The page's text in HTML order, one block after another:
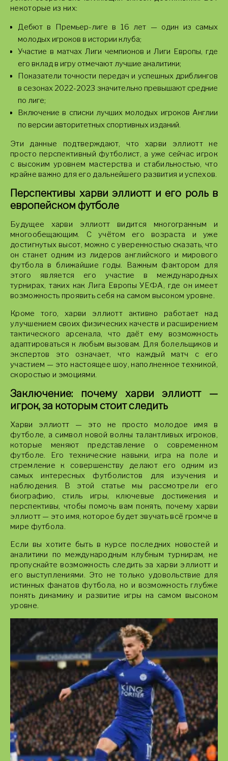
некоторые из них:
Дебют в Премьер-лиге в 16 лет — один из самых
молодых игроков в истории клуба;
Участие в матчах Лиги чемпионов и Лиги Европы, где
его вклад в игру отмечают лучшие аналитики;
Показатели точности передач и успешных дриблингов
в сезонах 2022-2023 значительно превышают средние
по лиге;
Включение в списки лучших молодых игроков Англии
по версии авторитетных спортивных изданий.
Эти данные подтверждают, что харви эллиотт не
просто перспективный футболист, а уже сейчас игрок
с высоким уровнем мастерства и стабильностью, что
крайне важно для его дальнейшего развития и успехов.
Перспективы харви эллиотт и его роль в
европейском футболе
Будущее харви эллиотт видится многогранным и
многообещающим. С учётом его возраста и уже
достигнутых высот, можно с уверенностью сказать, что
он станет одним из лидеров английского и мирового
футбола в ближайшие годы. Важным фактором для
этого является его участие в международных
турнирах, таких как Лига Европы УЕФА, где он имеет
возможность проявить себя на самом высоком уровне.
Кроме того, харви эллиотт активно работает над
улучшением своих физических качеств и расширением
тактического арсенала, что даёт ему возможность
адаптироваться к любым вызовам. Для болельщиков и
экспертов это означает, что каждый матч с его
участием — это настоящее шоу, наполненное техникой,
скоростью и эмоциями.
Заключение: почему харви эллиотт —
игрок, за которым стоит следить
Харви эллиотт — это не просто молодое имя в
футболе, а символ новой волны талантливых игроков,
которые меняют представление о современном
футболе. Его технические навыки, игра на поле и
стремление к совершенству делают его одним из
самых интересных футболистов для изучения и
наблюдения. В этой статье мы рассмотрели его
биографию, стиль игры, ключевые достижения и
перспективы, чтобы помочь вам понять, почему харви
эллиотт — это имя, которое будет звучать всё громче в
мире футбола.
Если вы хотите быть в курсе последних новостей и
аналитики по международным клубным турнирам, не
пропускайте возможность следить за харви эллиотт и
его выступлениями. Это не только удовольствие для
истинных фанатов футбола, но и возможность глубже
понять динамику и развитие игры на самом высоком
уровне.